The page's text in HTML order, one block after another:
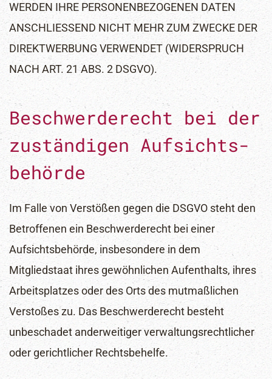
WERDEN IHRE PERSONENBEZOGENEN DATEN
ANSCHLIESSEND NICHT MEHR ZUM ZWECKE DER
DIREKTWERBUNG VERWENDET (WIDERSPRUCH
NACH ART. 21 ABS. 2 DSGVO).
Beschwerde­recht bei der
zuständigen Aufsichts­
behörde
Im Falle von Verstößen gegen die DSGVO steht den
Betroffenen ein Beschwerderecht bei einer
Aufsichtsbehörde, insbesondere in dem
Mitgliedstaat ihres gewöhnlichen Aufenthalts, ihres
Arbeitsplatzes oder des Orts des mutmaßlichen
Verstoßes zu. Das Beschwerderecht besteht
unbeschadet anderweitiger verwaltungsrechtlicher
oder gerichtlicher Rechtsbehelfe.